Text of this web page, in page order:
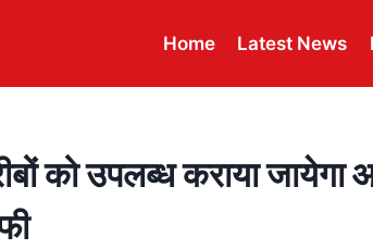
Home Latest News
को उपलब्ध कराया